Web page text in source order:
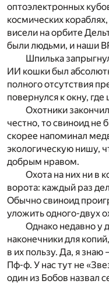
оптоэлектронных
космических
висели на орбите
были людьми, и наши
Шпилька
ИИ кошки был
полного отсутствия
повернулся к окну,
Охотники
честно, то свиноид не
скорее напоминал
экологическую нишу,
добрым нравом.
Охота на них ни в
ворота: каждый раз
Обычно свиноид
уложить одного-двух
Однако недавно у
наконечники для
в их пользу. Да, я знаю
Пф-ф. У нас тут не
один из Бобов назвал